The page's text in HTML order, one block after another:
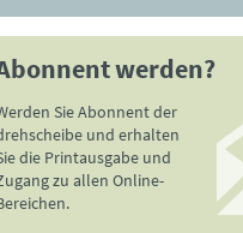
werden?
Sie Abonnent der
und erhalten
die Printausgabe und
zu allen Online-